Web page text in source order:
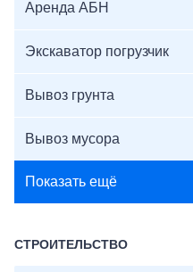
Аренда АБН
Экскаватор погрузчик
Вывоз грунта
Вывоз мусора
Показать ещё
СТРОИТЕЛЬСТВО